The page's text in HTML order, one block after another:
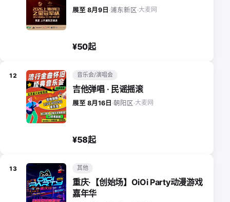
展至 8月9日 ·浦东新区·大麦网
¥50起
12 音乐会/演唱会
吉他弹唱 · 民谣摇滚
展至 8月16日 ·朝阳区·大麦网
¥58起
13 其他
重庆·【创始场】OiOi Party动漫游戏
嘉年华